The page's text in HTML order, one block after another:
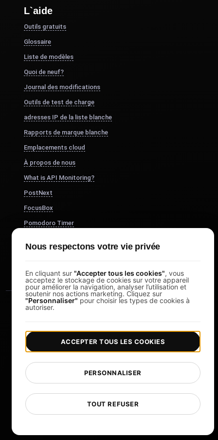
L`aide
Outils gratuits
Glossaire
Liste de modèles
Quoi de neuf?
Journal des modifications
Outils de test de charge
adresses IP de la liste blanche
Rapports de marque blanche
Emplacements cloud
À propos de nous
What is API Monitoring?
PostNext
FocusBox
Pomodoro Timer
Copyright © 2026 LoadFocus | Conditions générales |
Politique de confidentialité | Protection des données |
Préférences cookies
Nous respectons votre vie privée
En cliquant sur "Accepter tous les cookies", vous
acceptez le stockage de cookies sur votre appareil
pour améliorer la navigation, analyser l’utilisation et
soutenir nos actions marketing. Cliquez sur
"Personnaliser" pour choisir les types de cookies à
autoriser.
TOUT REFUSER
PERSONNALISER
ACCEPTER TOUS LES COOKIES